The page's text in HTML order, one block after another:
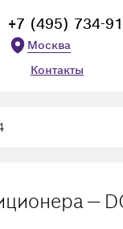
+7 (495) 734-
Москва
Контакты
—